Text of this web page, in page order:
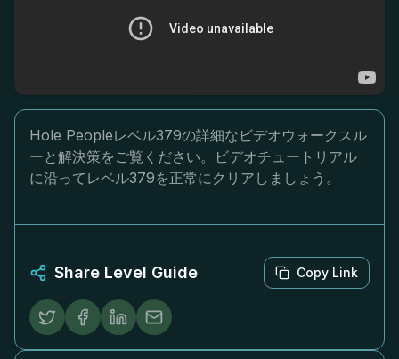
Hole Peopleレベル379の詳細なビデオウォークスル
ーと解決策をご覧ください。ビデオチュートリアル
に沿ってレベル379を正常にクリアしましょう。
Share Level Guide Copy Link